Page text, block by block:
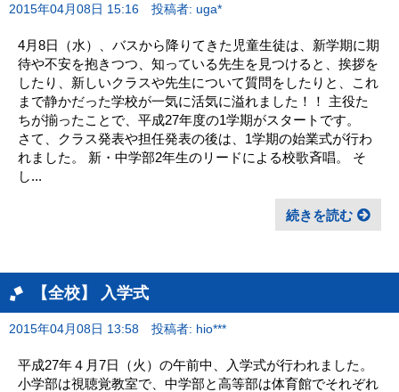
2015年04月08日 15:16 投稿者: uga*
4月8日（水）、バスから降りてきた児童生徒は、新学期に期
待や不安を抱きつつ、知っている先生を見つけると、挨拶を
したり、新しいクラスや先生について質問をしたりと、これ
まで静かだった学校が一気に活気に溢れました！！ 主役た
ちが揃ったことで、平成27年度の1学期がスタートです。
さて、クラス発表や担任発表の後は、1学期の始業式が行わ
れました。 新・中学部2年生のリードによる校歌斉唱。 そ
し...
続きを読む
【全校】 入学式
2015年04月08日 13:58 投稿者: hio***
平成27年４月7日（火）の午前中、入学式が行われました。
小学部は視聴覚教室で、中学部と高等部は体育館でそれぞれ